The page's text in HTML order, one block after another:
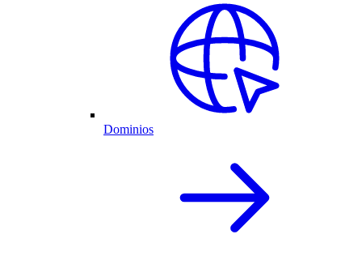
Dominios